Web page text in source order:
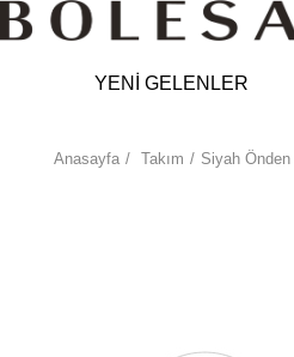
YENİ GELENLER
Anasayfa Takım Siyah